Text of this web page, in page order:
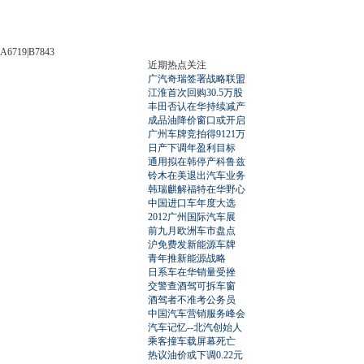
A6719|B7843
近期热点关注
广汽奇瑞签署战略联盟
江淮首次回购30.5万股
丰田否认在华持续减产
成品油降价窗口或开启
广州车牌竞拍得9121万
日产下调年盈利目标
通用拟在韩停产科鲁兹
铃木在美退出汽车业务
韩瑞麒解福特在华野心
中国进口车年度大选
2012广州国际汽车展
前九月欧洲车市盘点
沪免费发新能源车牌
青年推新能源战略
日系车在华销量受挫
交警查酒驾可拆车窗
酒驾者不准考公务员
中国汽车营销服务峰会
汽车记忆--北汽创始人
乘客撞车载屏幕死亡
热议油价或下调0.22元